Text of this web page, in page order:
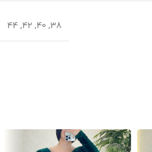
38
,
40
,
42
,
44